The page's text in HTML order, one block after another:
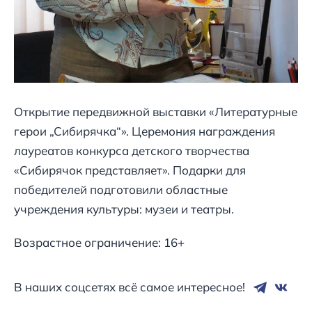
Открытие передвижной выставки «Литературные
герои „Сибирячка“». Церемония награждения
лауреатов конкурса детского творчества
«Сибирячок представляет». Подарки для
победителей подготовили областные
учреждения культуры: музеи и театры.
Возрастное ограничение: 16+
В наших соцсетях всё самое интересное!